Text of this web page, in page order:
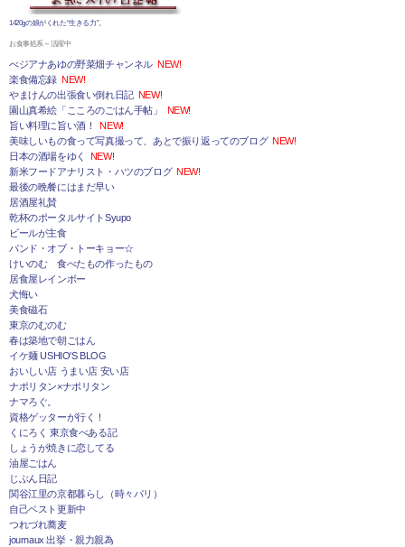
1420gの娘がくれた“生きる力”。
お食事処系～活躍中
べジアナあゆの野菜畑チャンネル NEW!
楽食備忘録 NEW!
やまけんの出張食い倒れ日記 NEW!
園山真希絵「こころのごはん手帖」
NEW!
旨い料理に旨い酒！
NEW!
美味しいもの食って写真撮って、あとで振り返ってのブログ NEW!
日本の酒場をゆく
NEW!
新米フードアナリスト・ハツのブログ NEW!
最後の晩餐にはまだ早い
居酒屋礼賛
乾杯のポータルサイトSyupo
ビールが主食
バンド・オブ・トーキョー☆
けいのむ 食べたもの作ったもの
居食屋レインボー
犬悔い
美食磁石
東京のむのむ
春は築地で朝ごはん
イケ麺 USHIO'S BLOG
おいしい店 うまい店 安い店
ナポリタン×ナポリタン
ナマろぐ。
資格ゲッターが行く！
くにろく 東京食べある記
しょうが焼きに恋してる
油屋ごはん
じぶん日記
関谷江里の京都暮らし（時々パリ）
自己ベスト更新中
つれづれ蕎麦
journaux 出挙・親力親為